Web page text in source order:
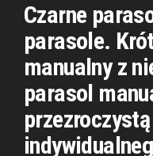
Czarne
parasole.
manualny z
parasol